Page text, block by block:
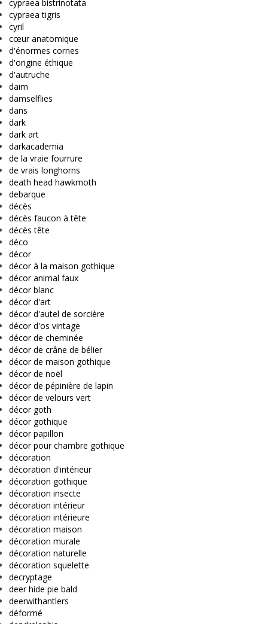
cypraea bistrinotata
cypraea tigris
cyril
cœur anatomique
d'énormes cornes
d'origine éthique
d'autruche
daim
damselflies
dans
dark
dark art
darkacademia
de la vraie fourrure
de vrais longhorns
death head hawkmoth
debarque
décès
décès faucon à tête
décès tête
déco
décor
décor à la maison gothique
décor animal faux
décor blanc
décor d'art
décor d'autel de sorcière
décor d'os vintage
décor de cheminée
décor de crâne de bélier
décor de maison gothique
décor de noël
décor de pépinière de lapin
décor de velours vert
décor goth
décor gothique
décor papillon
décor pour chambre gothique
décoration
décoration d'intérieur
décoration gothique
décoration insecte
décoration intérieur
décoration intérieure
décoration maison
décoration murale
décoration naturelle
décoration squelette
decryptage
deer hide pie bald
deerwithantlers
déformé